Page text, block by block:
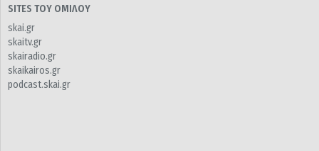
SITES ΤΟΥ ΟΜΙΛΟΥ
skai.gr
skaitv.gr
skairadio.gr
skaikairos.gr
podcast.skai.gr